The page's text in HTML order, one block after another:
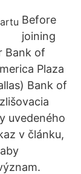
Before
joining
Bank of
Plaza
Bank of
uvedeného
v článku,